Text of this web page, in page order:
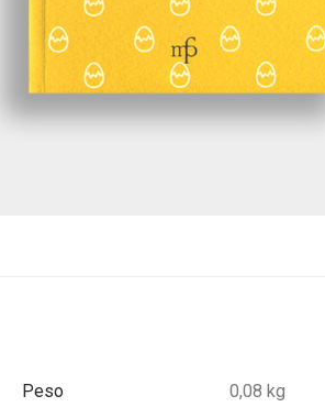
Peso 0,08 kg